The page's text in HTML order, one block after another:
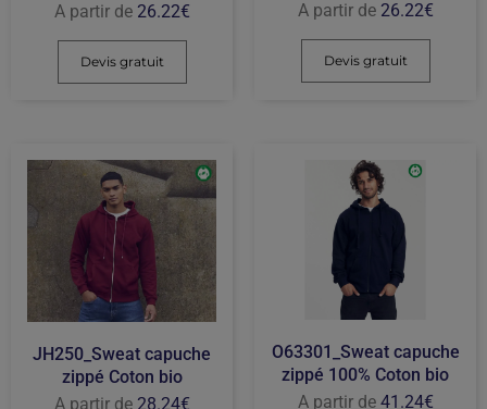
A partir de 26.22€
Devis gratuit
A partir de 26.22€
Devis gratuit
JH250_Sweat capuche
zippé Coton bio
A partir de 28.24€
O63301_Sweat capuche
zippé 100% Coton bio
A partir de 41.24€